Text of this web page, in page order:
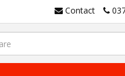
Contact